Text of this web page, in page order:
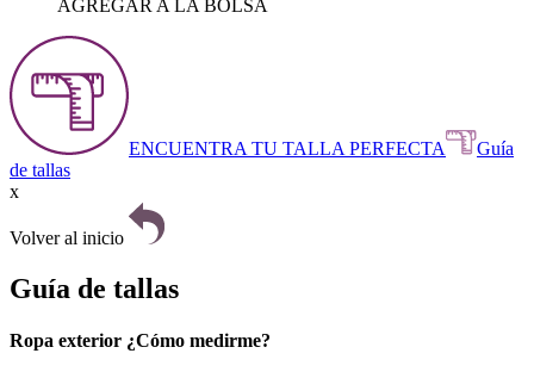
AGREGAR A LA BOLSA
ENCUENTRA TU TALLA PERFECTA
Guía
de tallas
x
Volver al inicio
Guía de tallas
Ropa exterior ¿Cómo medirme?